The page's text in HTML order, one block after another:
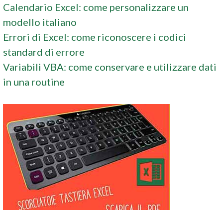
Calendario Excel: come personalizzare un
modello italiano
Errori di Excel: come riconoscere i codici
standard di errore
Variabili VBA: come conservare e utilizzare dati
in una routine